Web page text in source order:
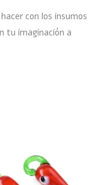
con los insumos
tu imaginación a